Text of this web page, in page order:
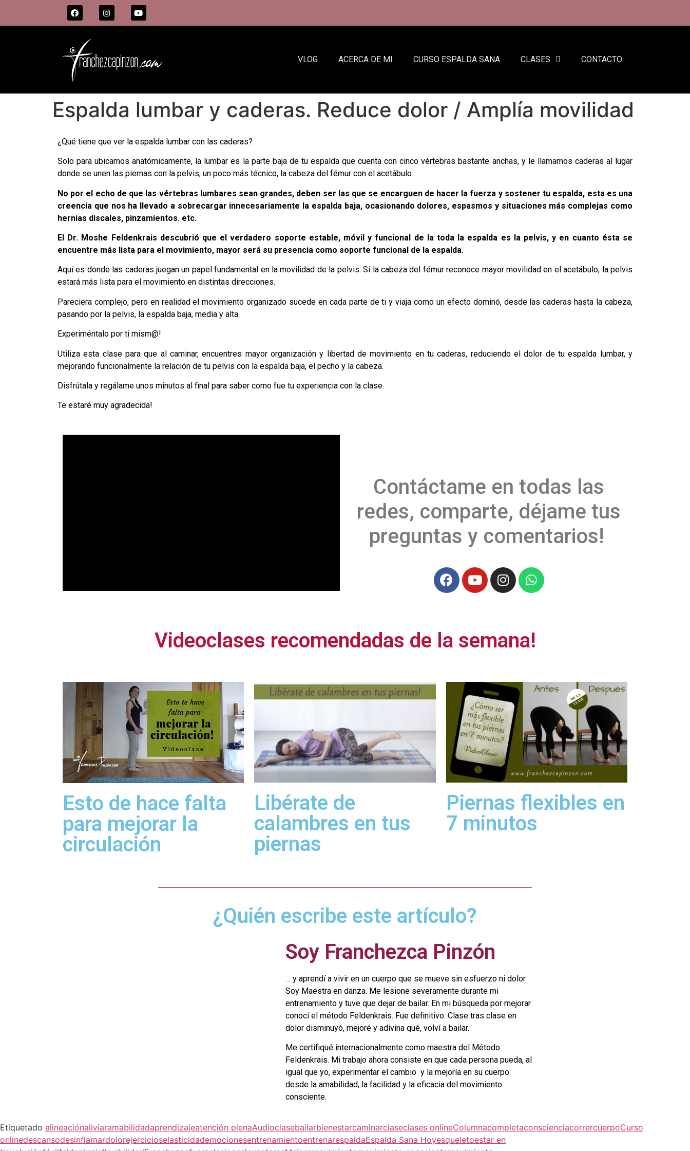
VLOG ACERCA DE MI CURSO ESPALDA SANA CLASES CONTACTO
Espalda lumbar y caderas. Reduce dolor / Amplía movilidad
¿Qué tiene que ver la espalda lumbar con las caderas?
Solo para ubicarnos anatómicamente, la lumbar es la parte baja de tu espalda quecuenta con cinco vértebras bastante anchas, y le llamamos caderas al lugar
donde se unen las piernas con la pelvis, un poco más técnico, la cabeza del fémur con el acetábulo.
No por el echo de que las vértebras lumbares sean grandes, deben ser las que se encarguen de hacer la fuerza y sostener tu espalda, esta es una
creencia que nos ha llevado a sobrecargar innecesariamente la espalda baja, ocasionando dolores, espasmos y situaciones más complejas como
hernias discales, pinzamientos. etc.
El Dr. Moshe Feldenkrais descubrió que el verdadero soporte estable, móvil y funcional de la toda la espalda es la pelvis, y en cuanto ésta se
encuentre más lista para el movimiento, mayor será su presencia como soporte funcional de la espalda.
Aquí es donde las caderas juegan un papel fundamental en la movilidad de la pelvis. Si la cabeza del fémur reconoce mayor movilidad en el acetábulo, la pelvis
estará más lista para el movimiento en distintas direcciones.
Pareciera complejo, pero en realidad el movimiento organizado sucede en cada parte de ti y viaja como un efecto dominó, desde las caderas hasta la cabeza,
pasando por la pelvis, la espalda baja, media y alta.
Experiméntalo por ti mism@!
Utiliza esta clase para que al caminar, encuentres mayor organización y libertad de movimiento en tu caderas, reduciendo el dolor de tu espalda lumbar, y
mejorando funcionalmente la relación de tu pelvis con la espalda baja, el pecho y la cabeza.
Disfrútala y regálame unos minutos al final para saber como fue tu experiencia con la clase.
Te estaré muy agradecida!
Contáctame en todas las
redes, comparte, déjame tus
preguntas y comentarios!
Videoclases recomendadas de la semana!
Esto de hace falta
para mejorar la
circulación
Libérate de
calambres en tus
piernas
Piernas flexibles en
7 minutos
¿Quién escribe este artículo?
Soy Franchezca Pinzón
… y aprendí a vivir en un cuerpo que se mueve sin esfuerzo ni dolor.
Soy Maestra en danza. Me lesione severamente durante mi
entrenamiento y tuve que dejar de bailar. En mi búsqueda por mejorar
conocí el método Feldenkrais. Fue definitivo. Clase tras clase en
dolor disminuyó, mejoré y adivina qué, volví a bailar.
Me certifiqué internacionalmente como maestra del Método
Feldenkrais. Mi trabajo ahora consiste en que cada persona pueda, al
igual que yo, experimentar el cambio y la mejoría en su cuerpo
desde la amabilidad, la facilidad y la eficacia del movimiento
consciente.
Etiquetado alineaciónaliviaramabilidadaprendizajeatención plenaAudioclasebailarbienestarcaminarclaseclases onlineColumnacompletaconscienciacorrercuerpoCurso
onlinedescansodesinflamardolorejercicioselasticidademocionesentrenamientoentrenarespaldaEspalda Sana Hoyesqueletoestar en